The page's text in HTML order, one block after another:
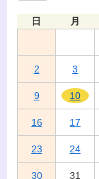
日 月
2 3
9 10
16 17
23 24
30 31